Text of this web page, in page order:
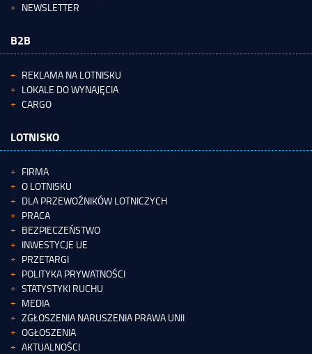
NEWSLETTER
B2B
REKLAMA NA LOTNISKU
LOKALE DO WYNAJĘCIA
CARGO
LOTNISKO
FIRMA
O LOTNISKU
DLA PRZEWOŹNIKÓW LOTNICZYCH
PRACA
BEZPIECZEŃSTWO
INWESTYCJE UE
PRZETARGI
POLITYKA PRYWATNOŚCI
STATYSTYKI RUCHU
MEDIA
ZGŁOSZENIA NARUSZENIA PRAWA UNII
OGŁOSZENIA
AKTUALNOŚCI